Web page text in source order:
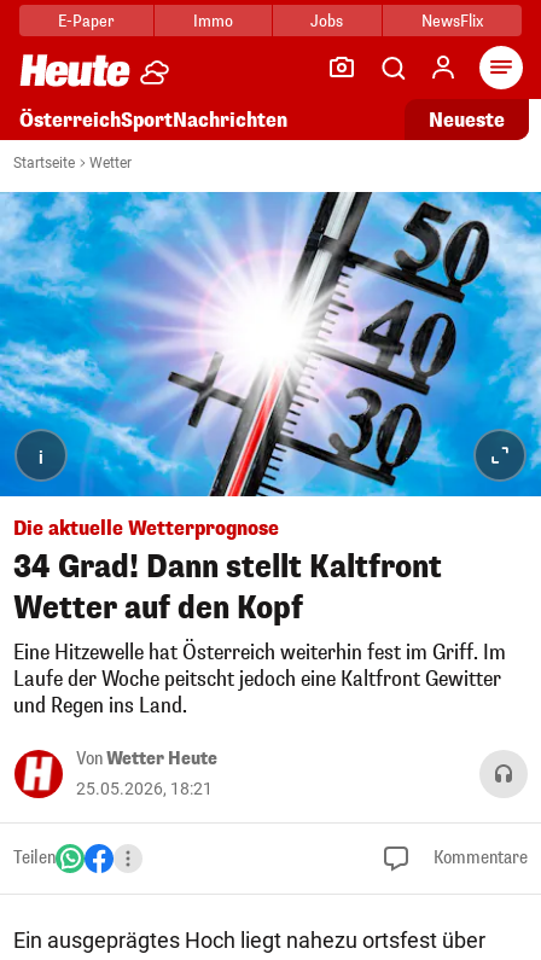
E-Paper Immo Jobs NewsFlix
ÖsterreichSportNachrichten Neueste
Startseite Wetter
i
Die aktuelle Wetterprognose
34 Grad! Dann stellt Kaltfront
Wetter auf den Kopf
Eine Hitzewelle hat Österreich weiterhin fest im Griff. Im
Laufe der Woche peitscht jedoch eine Kaltfront Gewitter
und Regen ins Land.
VonWetter Heute
25.05.2026, 18:21
Teilen Kommentare
Ein ausgeprägtes Hoch liegt nahezu ortsfest über